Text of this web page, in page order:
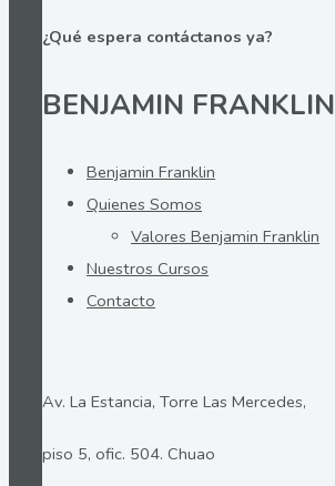
¿Qué espera contáctanos ya?
BENJAMIN FRANKLIN
Benjamin Franklin
Quienes Somos
Valores Benjamin Franklin
Nuestros Cursos
Contacto
Av. La Estancia, Torre Las Mercedes,
piso 5, ofic. 504. Chuao